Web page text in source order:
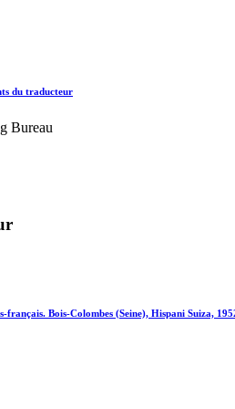
du traducteur
Bureau
français. Bois-Colombes (Seine), Hispani Suiza,